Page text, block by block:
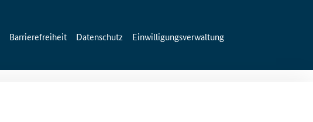
Barrierefreiheit Datenschutz Einwilligungsverwaltung